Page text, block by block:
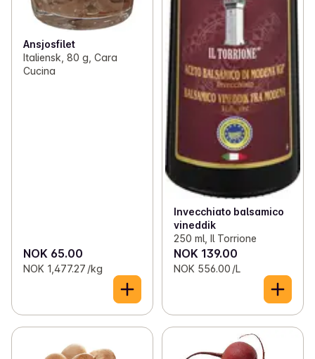
Ansjosfilet
Italiensk, 80 g, Cara
Cucina
NOK 65.00
NOK 1,477.27 /kg
Invecchiato balsamico
vineddik
250 ml, Il Torrione
NOK 139.00
NOK 556.00 /L